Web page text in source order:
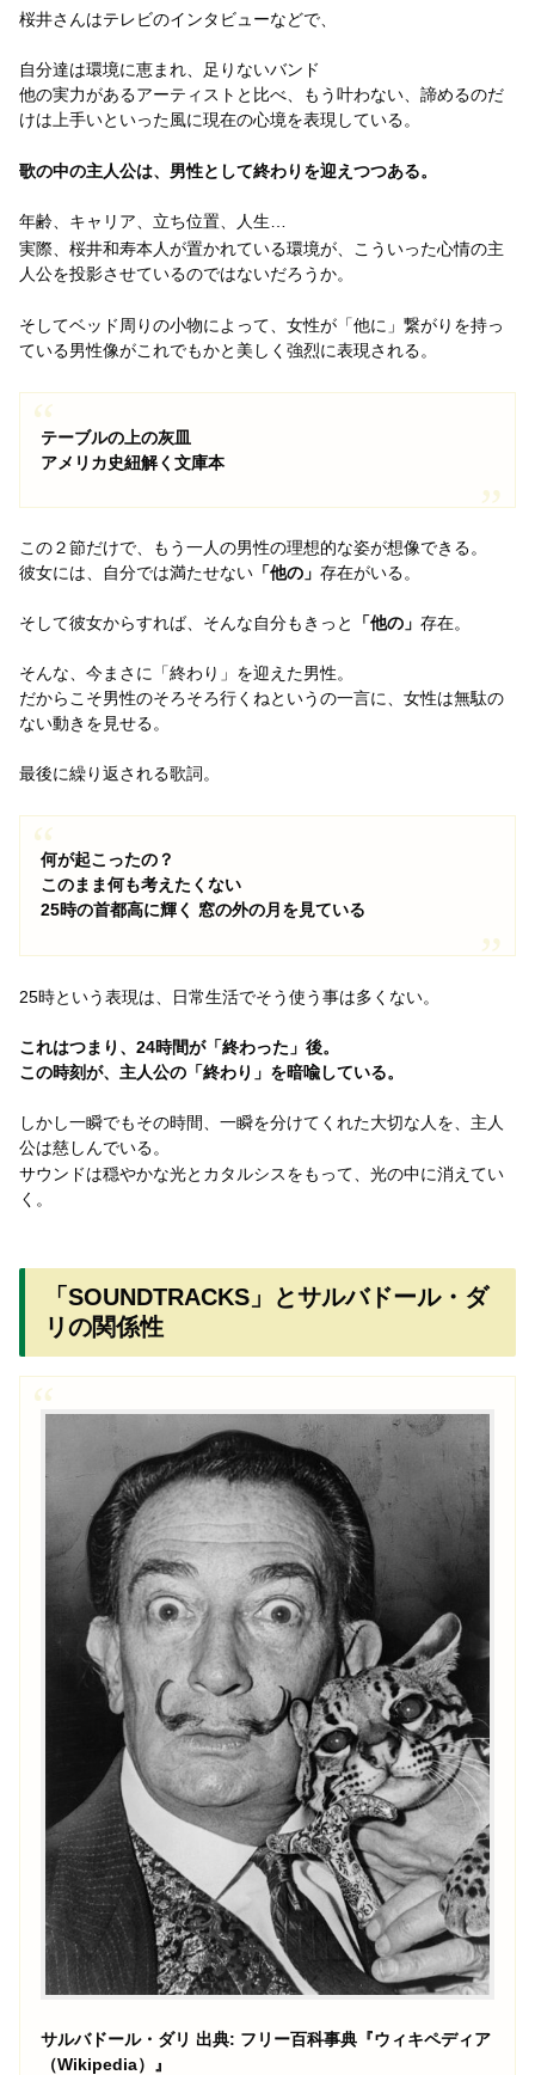
桜井さんはテレビのインタビューなどで、
自分達は環境に恵まれ、足りないバンド
他の実力があるアーティストと比べ、もう叶わない、諦めるのだ
けは上手いといった風に現在の心境を表現している。
歌の中の主人公は、男性として終わりを迎えつつある。
年齢、キャリア、立ち位置、人生…
実際、桜井和寿本人が置かれている環境が、こういった心情の主
人公を投影させているのではないだろうか。
そしてベッド周りの小物によって、女性が「他に」繋がりを持っ
ている男性像がこれでもかと美しく強烈に表現される。
テーブルの上の灰皿
アメリカ史紐解く文庫本
この２節だけで、もう一人の男性の理想的な姿が想像できる。
彼女には、自分では満たせない 「他の」 存在がいる。
そして彼女からすれば、そんな自分もきっと 「他の」 存在。
そんな、今まさに「終わり」を迎えた男性。
だからこそ男性のそろそろ行くねというの一言に、女性は無駄の
ない動きを見せる。
最後に繰り返される歌詞。
何が起こったの？
このまま何も考えたくない
25時の首都高に輝く 窓の外の月を見ている
25時という表現は、日常生活でそう使う事は多くない。
これはつまり、24時間が「終わった」後。
この時刻が、主人公の「終わり」を暗喩している。
しかし一瞬でもその時間、一瞬を分けてくれた大切な人を、主人
公は慈しんでいる。
サウンドは穏やかな光とカタルシスをもって、光の中に消えてい
く。
「SOUNDTRACKS」とサルバドール・ダ
リの関係性
サルバドール・ダリ 出典: フリー百科事典『ウィキペディア
（Wikipedia）』